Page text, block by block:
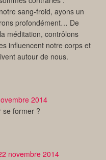
sang-froid, ayons un
profondément… De
méditation, contrôlons
influencent notre corps et
autour de nous.
2014
se former ?
novembre 2014